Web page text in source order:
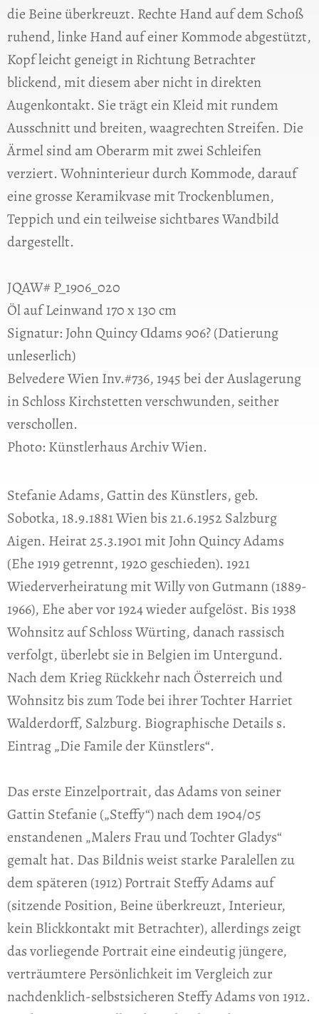
die Beine überkreuzt. Rechte Hand auf dem Schoß
ruhend, linke Hand auf einer Kommode abgestützt,
Kopf leicht geneigt in Richtung Betrachter
blickend, mit diesem aber nicht in direkten
Augenkontakt. Sie trägt ein Kleid mit rundem
Ausschnitt und breiten, waagrechten Streifen. Die
Ärmel sind am Oberarm mit zwei Schleifen
verziert. Wohninterieur durch Kommode, darauf
eine grosse Keramikvase mit Trockenblumen,
Teppich und ein teilweise sichtbares Wandbild
dargestellt.
JQAW# P_1906_020
Öl auf Leinwand 170 x 130 cm
Signatur: John Quincy Ɑdams 906? (Datierung
unleserlich)
Belvedere Wien Inv.#736, 1945 bei der Auslagerung
in Schloss Kirchstetten verschwunden, seither
verschollen.
Photo: Künstlerhaus Archiv Wien.
Stefanie Adams, Gattin des Künstlers, geb.
Sobotka, 18.9.1881 Wien bis 21.6.1952 Salzburg
Aigen. Heirat 25.3.1901 mit John Quincy Adams
(Ehe 1919 getrennt, 1920 geschieden). 1921
Wiederverheiratung mit Willy von Gutmann (1889-
1966), Ehe aber vor 1924 wieder aufgelöst. Bis 1938
Wohnsitz auf Schloss Würting, danach rassisch
verfolgt, überlebt sie in Belgien im Untergund.
Nach dem Krieg Rückkehr nach Österreich und
Wohnsitz bis zum Tode bei ihrer Tochter Harriet
Walderdorff, Salzburg. Biographische Details s.
Eintrag „Die Famile der Künstlers“.
Das erste Einzelportrait, das Adams von seiner
Gattin Stefanie („Steffy“) nach dem 1904/05
enstandenen „Malers Frau und Tochter Gladys“
gemalt hat. Das Bildnis weist starke Paralellen zu
dem späteren (1912) Portrait Steffy Adams auf
(sitzende Position, Beine überkreuzt, Interieur,
kein Blickkontakt mit Betrachter), allerdings zeigt
das vorliegende Portrait eine eindeutig jüngere,
verträumtere Persönlichkeit im Vergleich zur
nachdenklich-selbstsicheren Steffy Adams von 1912.